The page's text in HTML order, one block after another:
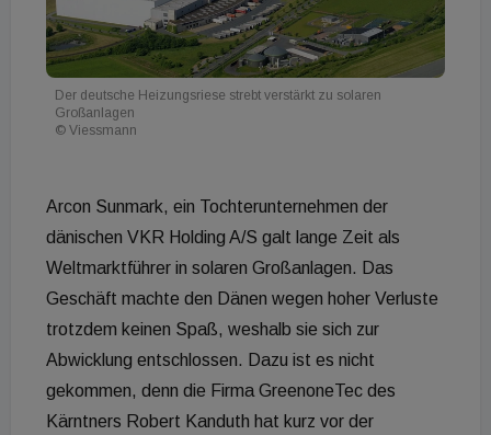
Der deutsche Heizungsriese strebt verstärkt zu solaren
Großanlagen
© Viessmann
Arcon Sunmark, ein Tochterunternehmen der
dänischen VKR Holding A/S galt lange Zeit als
Weltmarktführer in solaren Großanlagen. Das
Geschäft machte den Dänen wegen hoher Verluste
trotzdem keinen Spaß, weshalb sie sich zur
Abwicklung entschlossen. Dazu ist es nicht
gekommen, denn die Firma GreenoneTec des
Kärntners Robert Kanduth hat kurz vor der